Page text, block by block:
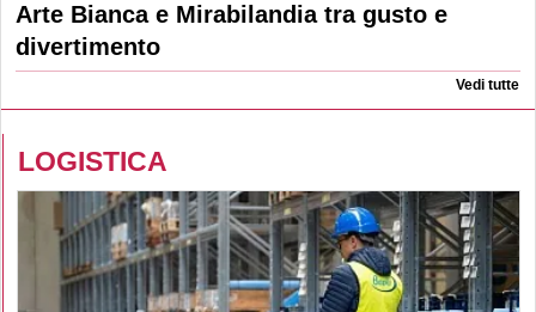
Arte Bianca e Mirabilandia tra gusto e
divertimento
Vedi tutte
LOGISTICA